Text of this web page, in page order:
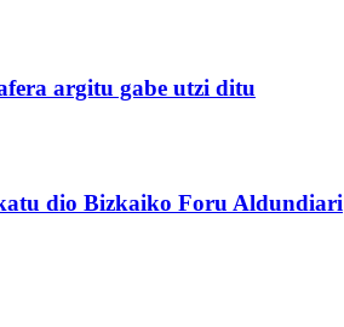
argitu gabe utzi ditu
dio Bizkaiko Foru Aldundiari